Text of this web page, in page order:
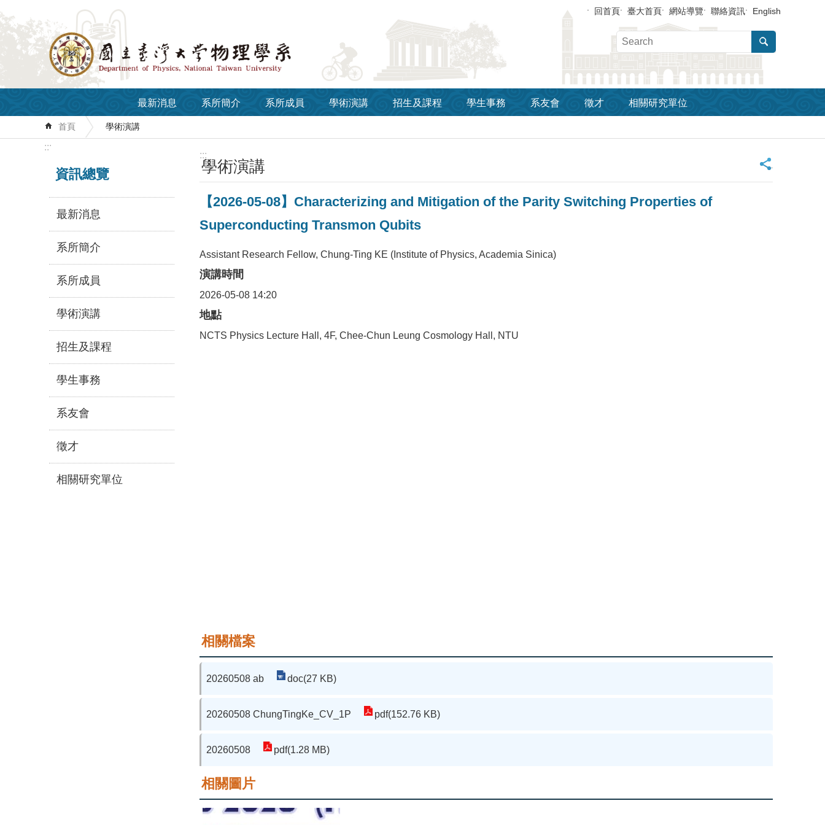
跳到主要內容區塊 回首頁 臺大首頁 網站導覽 聯絡資訊 English
最新消息 系所簡介 系所成員 學術演講 招生及課程 學生事務 系友會 徵才 相關研究單位
首頁 學術演講
:::
資訊總覽
最新消息
系所簡介
系所成員
學術演講
招生及課程
學生事務
系友會
徵才
相關研究單位
:::
學術演講 _
【2026-05-08】Characterizing and Mitigation of the Parity Switching Properties of
Superconducting Transmon Qubits
Assistant Research Fellow, Chung-Ting KE (Institute of Physics, Academia Sinica)
演講時間
2026-05-08 14:20
地點
NCTS Physics Lecture Hall, 4F, Chee-Chun Leung Cosmology Hall, NTU
相關檔案
20260508 ab doc(27 KB)
20260508 ChungTingKe_CV_1P pdf(152.76 KB)
20260508 pdf(1.28 MB)
相關圖片